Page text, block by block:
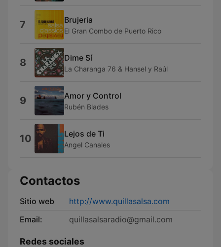
7 Brujeria
El Gran Combo de Puerto Rico
8 Dime Sí
La Charanga 76 & Hansel y Raúl
9 Amor y Control
Rubén Blades
10 Lejos de Ti
Angel Canales
Contactos
Sitio web
http://www.quillasalsa.com
Email:
quillasalsaradio@gmail.com
Redes sociales